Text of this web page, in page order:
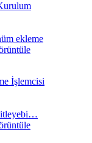
ekleme
İşlemcisi